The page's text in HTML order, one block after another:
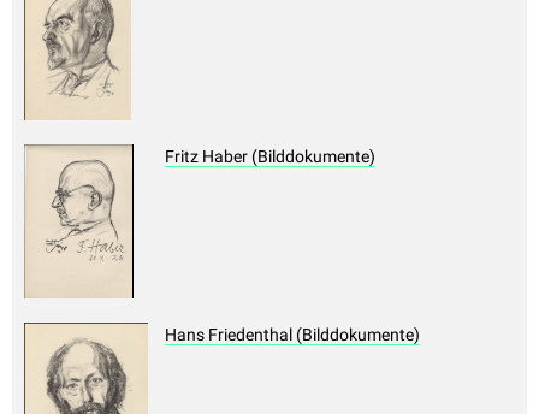
Fritz Haber (Bilddokumente)
Hans Friedenthal (Bilddokumente)